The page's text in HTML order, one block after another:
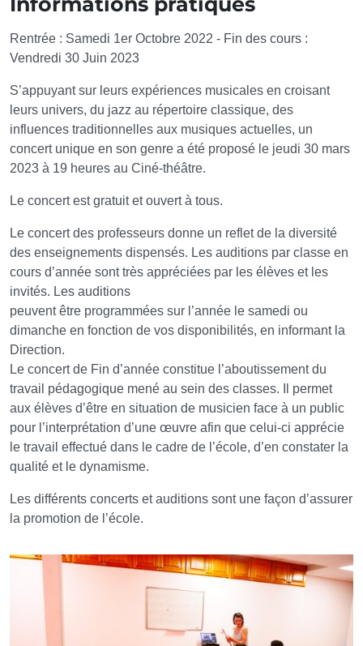
Rentrée : Samedi 1er Octobre 2022 - Fin des cours :
Vendredi 30 Juin 2023
S’appuyant sur leurs expériences musicales en croisant
leurs univers, du jazz au répertoire classique, des
influences traditionnelles aux musiques actuelles, un
concert unique en son genre a été proposé le jeudi 30 mars
2023 à 19 heures au Ciné-théâtre.
Le concert est gratuit et ouvert à tous.
Le concert des professeurs donne un reflet de la diversité
des enseignements dispensés. Les auditions par classe en
cours d’année sont très appréciées par les élèves et les
invités. Les auditions
peuvent être programmées sur l’année le samedi ou
dimanche en fonction de vos disponibilités, en informant la
Direction.
Le concert de Fin d’année constitue l’aboutissement du
travail pédagogique mené au sein des classes. Il permet
aux élèves d’être en situation de musicien face à un public
pour l’interprétation d’une œuvre afin que celui-ci apprécie
le travail effectué dans le cadre de l’école, d’en constater la
qualité et le dynamisme.
Les différents concerts et auditions sont une façon d’assurer
la promotion de l’école.